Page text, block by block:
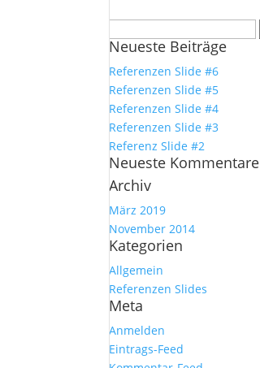
nach:
Neueste Beiträge
Referenzen Slide #6
Referenzen Slide #5
Referenzen Slide #4
Referenzen Slide #3
Referenz Slide #2
Neueste Kommentare
Archiv
März 2019
November 2014
Kategorien
Allgemein
Referenzen Slides
Meta
Anmelden
Eintrags-Feed